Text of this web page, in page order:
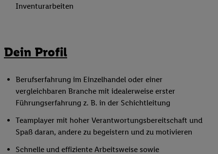
Inventurarbeiten
Dein Profil
Berufserfahrung im Einzelhandel oder einer
vergleichbaren Branche mit idealerweise erster
Führungserfahrung z. B. in der Schichtleitung
Teamplayer mit hoher Verantwortungsbereitschaft und
Spaß daran, andere zu begeistern und zu motivieren
Schnelle und effiziente Arbeitsweise sowie